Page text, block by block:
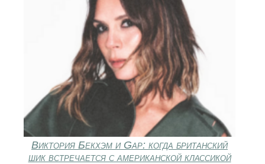
Виктория Бекхэм и Gap: когда британский
шик встречается с американской классикой